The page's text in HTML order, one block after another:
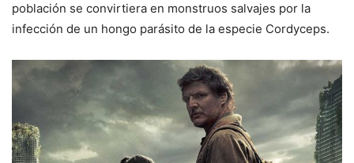
población se convirtiera en monstruos salvajes por la
infección de un hongo parásito de la especie Cordyceps.